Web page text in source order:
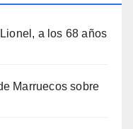
a los 68 años
Marruecos sobre